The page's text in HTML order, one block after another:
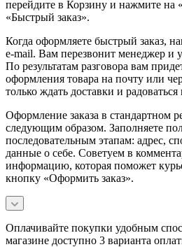
перейдите в Корзину и нажмите на
«Быстрый заказ».
Когда оформляете быстрый заказ,
e-mail. Вам перезвонит менеджер и
По результатам разговора вам
оформления товара на почту или
только ждать доставки и
Оформление заказа в стандартном
следующим образом. Заполняете
последовательным этапам: адрес,
данные о себе. Советуем в
информацию, которая поможет
кнопку «Оформить заказ».
Оплачивайте покупки удобным
магазине доступно 3 варианта